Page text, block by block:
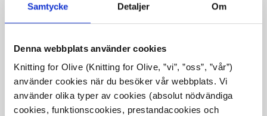
Samtycke Detaljer Om
Denna webbplats använder cookies
Knitting for Olive (Knitting for Olive, ”vi”, ”oss”, ”vår”)
använder cookies när du besöker vår webbplats. Vi
använder olika typer av cookies (absolut nödvändiga
cookies, funktionscookies, prestandacookies och
organiskt än Cream.
variera något mellan olika partier.
Nyans
: Neutral-varm
Färgtyp: Äkta höst
Passar även bra för:Mjuk höst och Ljus vår